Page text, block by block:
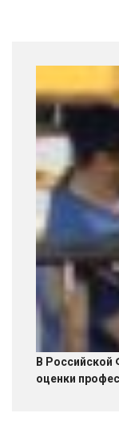
В Российской
оценки